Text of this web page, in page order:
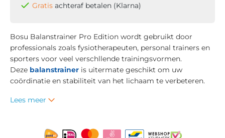
Gratis achteraf betalen (Klarna)
Bosu Balanstrainer Pro Edition wordt gebruikt door
professionals zoals fysiotherapeuten, personal trainers en
sporters voor veel verschllende trainingsvormen.
Deze balanstrainer is uitermate geschikt om uw
coördinatie en stabiliteit van het lichaam te verbeteren.
Lees meer